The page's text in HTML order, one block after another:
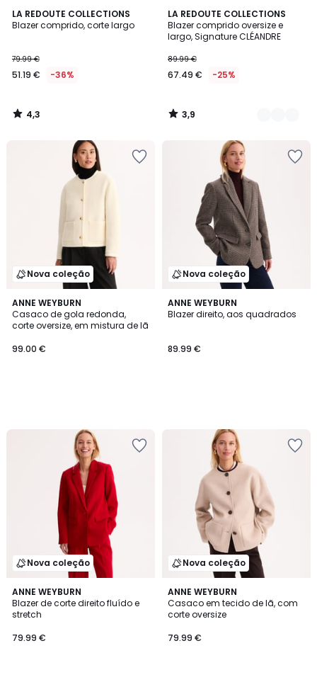
LA REDOUTE COLLECTIONS
Blazer comprido, corte largo
79.99 €
51.19 € -36%
4,3
/ 5
4,3
/
LA REDOUTE COLLECTIONS
Blazer comprido oversize e
largo, Signature CLÉANDRE
89.99 €
67.49 € -25%
3,9
/ 5
2
Cores
3,9
/
Nova coleção
ANNE WEYBURN
Casaco de gola redonda,
corte oversize, em mistura de lã
99.00 €
Nova coleção
ANNE WEYBURN
Blazer direito, aos quadrados
89.99 €
Nova coleção
ANNE WEYBURN
Blazer de corte direito fluído e
stretch
79.99 €
Nova coleção
ANNE WEYBURN
Casaco em tecido de lã, com
corte oversize
79.99 €